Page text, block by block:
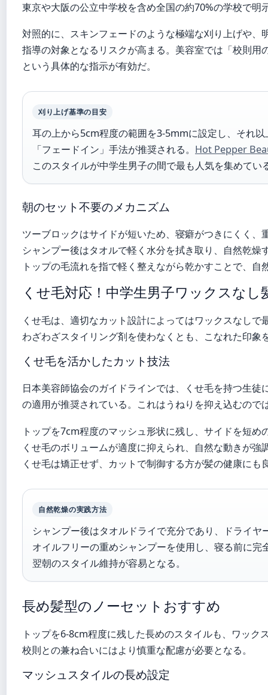
東京や大阪の公立中学校を含め全国の約70%の学校で明
対照的に、スキンフェードのような極端な刈り上げや
指導の対象となるリスクが高まる。美容室では「校則
という具体的な指示が有効だ。
刈り上げ基準の目安
耳の上から5cm程度の範囲を3-5mmに設定し、それ
「フェードイン」手法が推奨される。 Hot Pepper
このスタイルが中学生男子の間で最も人気を集めてい
朝のセット不要のメカニズム
ツーブロックはサイドが短いため、寝癖がつきにくく、
シャンプー後はタオルで軽く水分を拭き取り、自然乾
トップの毛流れを指で軽く整えながら乾かすことで、自
くせ毛対応！中学生男子ワックスなし
くせ毛は、適切なカット設計によってはワックスなし
わざわざスタイリング剤を使わなくとも、こなれた印象
くせ毛を活かしたカット技法
日本美容師協会のガイドラインでは、くせ毛を持つ生
の適用が推奨されている。これはうねりを抑え込むので
トップを7cm程度のマッシュ形状に残し、サイドを短め
くせ毛のボリュームが適度に抑えられ、自然な動きが強
くせ毛は矯正せず、カットで制御する方が髪の健康にも
自然乾燥の実践方法
シャンプー後はタオルドライで充分であり、ドライ
オイルフリーの重めシャンプーを使用し、寝る前に完
翌朝のスタイル維持が容易となる。
長め髪型のノーセットおすすめ
トップを6-8cm程度に残した長めのスタイルも、ワック
校則との兼ね合いにはより慎重な配慮が必要となる。
マッシュスタイルの長め設定